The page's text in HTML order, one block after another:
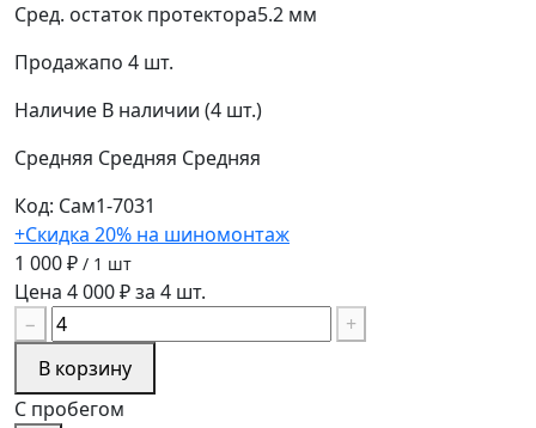
Сред. остаток протектора5.2 мм
Продажапо 4 шт.
Наличие В наличии (4 шт.)
Средняя Средняя Средняя
Код: Сам1-7031
+Скидка 20% на шиномонтаж
1 000 ₽ / 1 шт
Цена 4 000 ₽ за 4 шт.
−
+
В корзину
С пробегом